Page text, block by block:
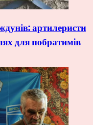
артилеристи
для побратимів